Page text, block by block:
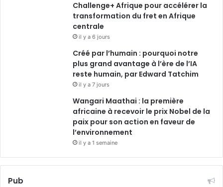
Challenge+ Afrique pour accélérer la
transformation du fret en Afrique
centrale
il y a 6 jours
Créé par l’humain : pourquoi notre
plus grand avantage à l’ère de l’IA
reste humain, par Edward Tatchim
il y a 7 jours
Wangari Maathai : la première
africaine à recevoir le prix Nobel de la
paix pour son action en faveur de
l’environnement
il y a 1 semaine
Pub